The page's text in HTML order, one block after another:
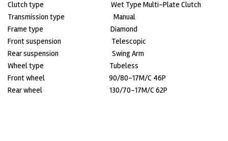
Clutch type Wet Type Multi-Plate Clutch
Transmission type Manual
Frame type Diamond
Front suspension Telescopic
Rear suspension Swing Arm
Wheel type Tubeless
Front wheel 90/80-17M/C 46P
Rear wheel 130/70-17M/C 62P